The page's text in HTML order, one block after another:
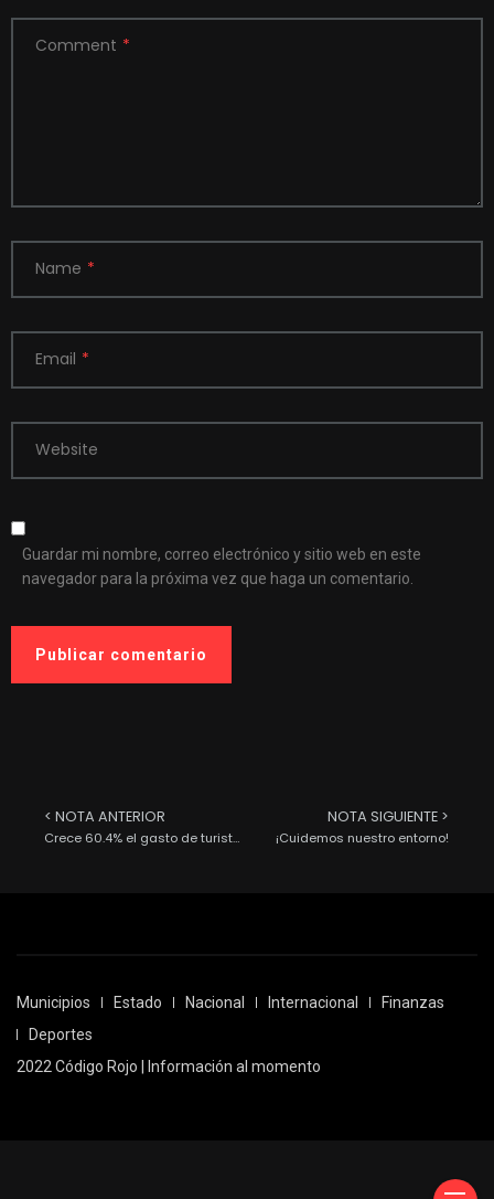
Comment *
Name *
Email *
Website
Guardar mi nombre, correo electrónico y sitio web en este
navegador para la próxima vez que haga un comentario.
< NOTA ANTERIOR
Crece 60.4% el gasto de turistas de Colombia, 3er país emisor a México, en esta administración
NOTA SIGUIENTE >
¡Cuidemos nuestro entorno!
Municipios Estado Nacional Internacional
Finanzas
Deportes
2022 Código Rojo | Información al momento